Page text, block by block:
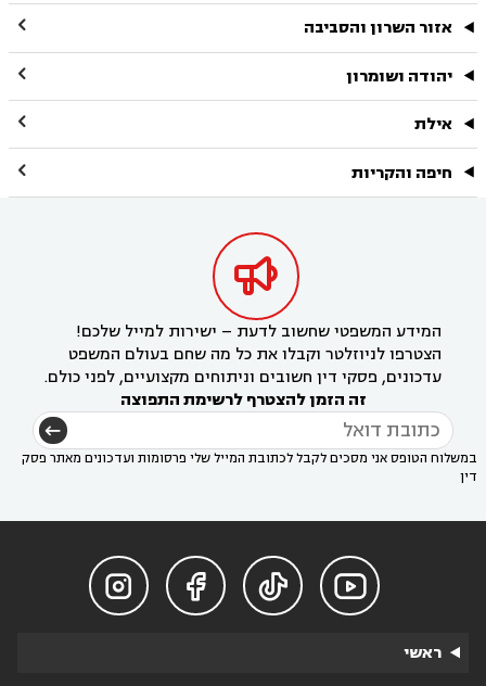
אזור השרון והסביבה 
יהודה ושומרון 
אילת 
חיפה והקריות 

המידע המשפטי שחשוב לדעת – ישירות למייל שלכם!
הצטרפו לניוזלטר וקבלו את כל מה שחם בעולם המשפט
עדכונים, פסקי דין חשובים וניתוחים מקצועיים, לפני כולם.
זה הזמן להצטרף לרשימת התפוצה
במשלוח הטופס אני מסכים לקבל לכתובת המייל שלי פרסומות ועדכונים מאתר פסק
דין




ראשי